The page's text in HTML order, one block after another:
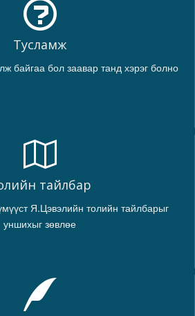
Тусламж
байгаа бол заавар танд хэрэг болно
тайлбар
Я.Цэвэлийн толийн тайлбарыг
уншихыг зөвлөе